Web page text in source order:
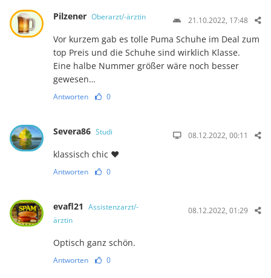
Pilzener Oberarzt/-ärztin 21.10.2022, 17:48
Vor kurzem gab es tolle Puma Schuhe im Deal zum
top Preis und die Schuhe sind wirklich Klasse.
Eine halbe Nummer größer wäre noch besser
gewesen…
Antworten 0
Severa86 Studi 08.12.2022, 00:11
klassisch chic ♥️
Antworten 0
evafl21 Assistenzarzt/-
ärztin
08.12.2022, 01:29
Optisch ganz schön.
Antworten 0